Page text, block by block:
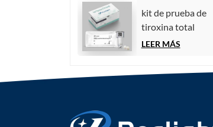
kit de prueba de
tiroxina total
(TT4)
LEER MÁS